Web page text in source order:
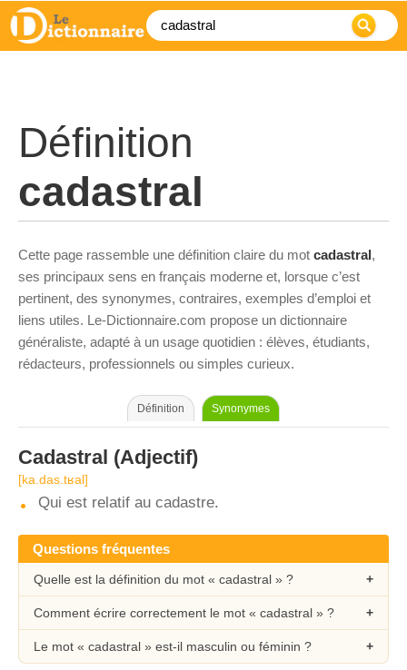
Définition
cadastral
Cette page rassemble une définition claire du mot cadastral,
ses principaux sens en français moderne et, lorsque c’est
pertinent, des synonymes, contraires, exemples d’emploi et
liens utiles. Le-Dictionnaire.com propose un dictionnaire
généraliste, adapté à un usage quotidien : élèves, étudiants,
rédacteurs, professionnels ou simples curieux.
Définition Synonymes
Cadastral (Adjectif)
[ka.das.tʁal]
Qui est relatif au cadastre.
Questions fréquentes
Quelle est la définition du mot « cadastral » ?
Comment écrire correctement le mot « cadastral » ?
Le mot « cadastral » est-il masculin ou féminin ?